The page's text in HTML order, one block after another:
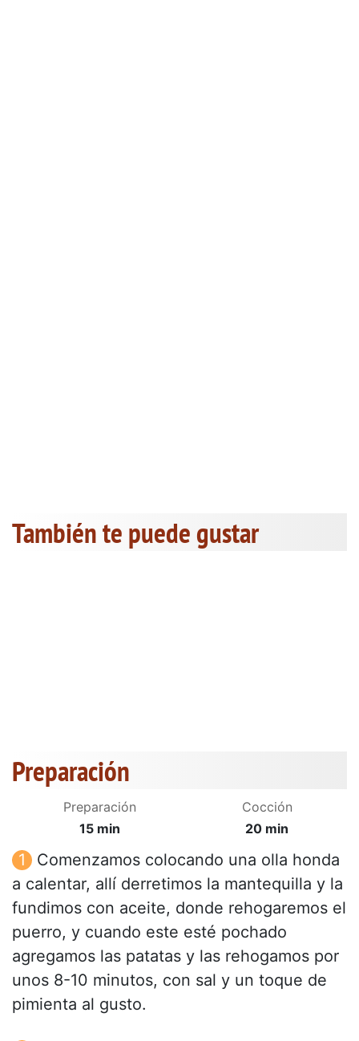
También te puede gustar
Preparación
Preparación
15 min
Cocción
20 min
Comenzamos colocando una olla honda
a calentar, allí derretimos la mantequilla y la
fundimos con aceite, donde rehogaremos el
puerro, y cuando este esté pochado
agregamos las patatas y las rehogamos por
unos 8-10 minutos, con sal y un toque de
pimienta al gusto.